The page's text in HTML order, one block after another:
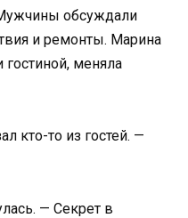
обсуждали
и ремонты. Марина
меняла
кто-то из гостей. —
— Секрет в